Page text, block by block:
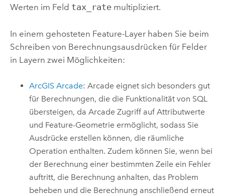
Werten im Feld tax_ratemultipliziert.
In einem gehosteten Feature-Layer haben Sie beim
Schreiben von Berechnungsausdrücken für Felder
in Layern zwei Möglichkeiten:
ArcGIS Arcade:Arcade eignet sich besonders gut
für Berechnungen, die die Funktionalität von SQL
übersteigen, daArcade Zugriff auf Attributwerte
und Feature-Geometrie ermöglicht, sodass Sie
Ausdrücke erstellen können, die räumliche
Operation enthalten. Zudem können Sie, wenn bei
der Berechnung einer bestimmten Zeile ein Fehler
auftritt, die Berechnung anhalten, das Problem
beheben und die Berechnung anschließend erneut